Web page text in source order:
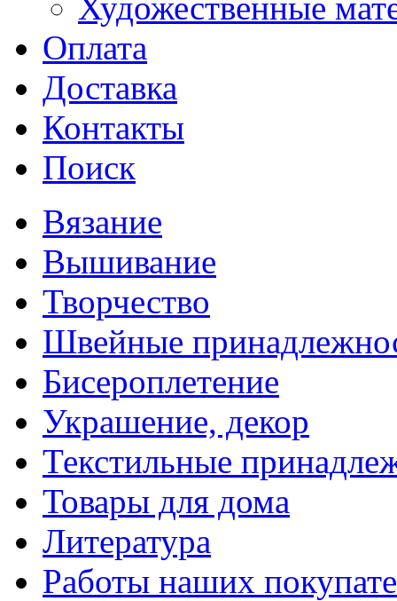
Оплата
Доставка
Контакты
Поиск
Вязание
Вышивание
Творчество
Швейные
Бисероплетение
Украшение, декор
Текстильные
Товары для дома
Литература
Работы наших